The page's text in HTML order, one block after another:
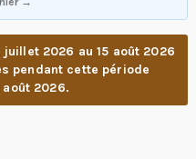
2026 au 15 août 2026
pendant cette période
2026.